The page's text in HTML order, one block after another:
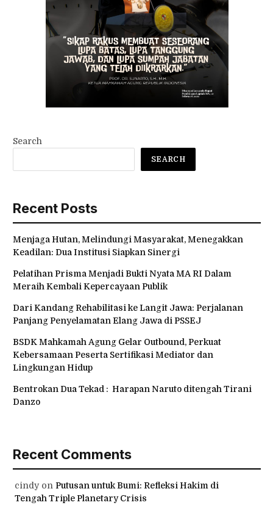
Search
SEARCH
Recent Posts
Menjaga Hutan, Melindungi Masyarakat, Menegakkan
Keadilan: Dua Institusi Siapkan Sinergi
Pelatihan Prisma Menjadi Bukti Nyata MA RI Dalam
Meraih Kembali Kepercayaan Publik
Dari Kandang Rehabilitasi ke Langit Jawa: Perjalanan
Panjang Penyelamatan Elang Jawa di PSSEJ
BSDK Mahkamah Agung Gelar Outbound, Perkuat
Kebersamaan Peserta Sertifikasi Mediator dan
Lingkungan Hidup
Bentrokan Dua Tekad : Harapan Naruto ditengah Tirani
Danzo
Recent Comments
cindyon Putusan untuk Bumi: Refleksi Hakim di
Tengah Triple Planetary Crisis